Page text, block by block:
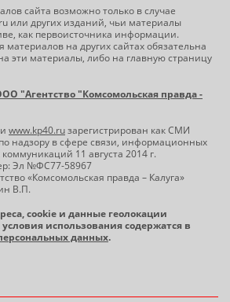
сайта возможно только в случае
или других изданий, чьи материалы
как первоисточника информации.
материалов на других сайтах обязательна
эти материалы, либо на главную страницу
"Агентство "Комсомольская правда -
www.kp40.ruзарегистрирован как СМИ
надзору в сфере связи, информационных
11 августа 2014 г.
Эл №ФС77-58967
«Комсомольская правда – Калуга»
В.П.
cookie и данные геолокации
использования содержатся в
данных.